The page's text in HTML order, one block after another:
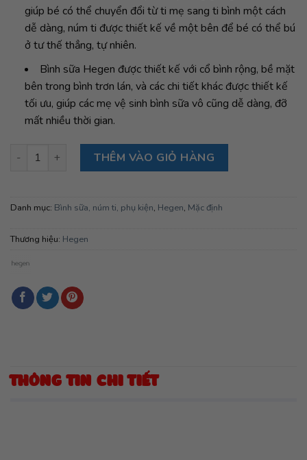
giúp bé có thể chuyển đổi từ ti mẹ sang ti bình một cách
dễ dàng, núm ti được thiết kế về một bên để bé có thể bú
ở tư thế thẳng, tự nhiên.
Bình sữa Hegen được thiết kế với cổ bình rộng, bề mặt
bên trong bình trơn lán, và các chi tiết khác được thiết kế
tối ưu, giúp các mẹ vệ sinh bình sữa vô cũng dễ dàng, đỡ
mất nhiều thời gian.
Bộ quà tặng Hegen Basic Stater Kit số lượng
THÊM VÀO GIỎ HÀNG
Danh mục: Bình sữa, núm ti, phụ kiện, Hegen, Mặc định
Thương hiệu: Hegen
THÔNG TIN CHI TIẾT